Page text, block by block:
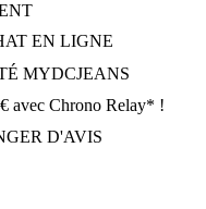
EN LIGNE
MYDCJEANS
avec Chrono Relay* !
D'AVIS